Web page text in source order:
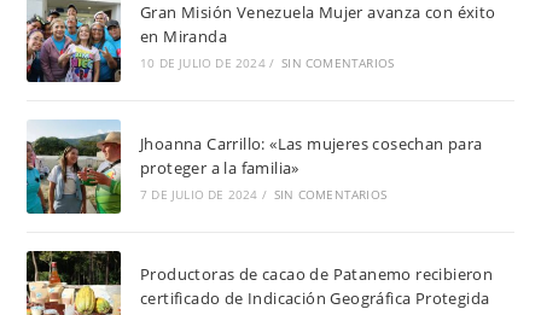
Gran Misión Venezuela Mujer avanza con éxito
en Miranda
10 DE JULIO DE 2024 / SIN COMENTARIOS
Jhoanna Carrillo: «Las mujeres cosechan para
proteger a la familia»
7 DE JULIO DE 2024 / SIN COMENTARIOS
Productoras de cacao de Patanemo recibieron
certificado de Indicación Geográfica Protegida